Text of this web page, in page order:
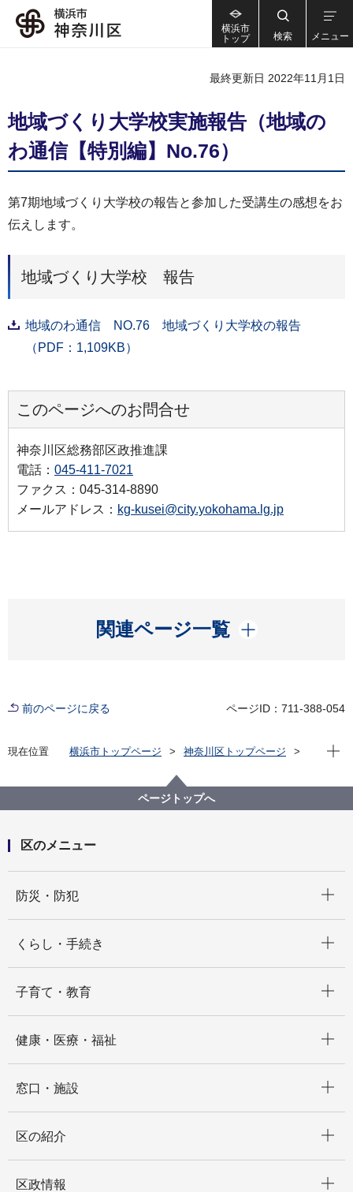
横浜市
トップ
検索 メニュー
最終更新日 2022年11月1日
地域づくり大学校実施報告（地域の
わ通信【特別編】No.76）
第7期地域づくり大学校の報告と参加した受講生の感想をお
伝えします。
地域づくり大学校 報告
地域のわ通信 NO.76 地域づくり大学校の報告
（PDF：1,109KB）
このページへのお問合せ
神奈川区総務部区政推進課
電話： 045-411-7021
ファクス：045-314-8890
メールアドレス： kg-kusei@city.yokohama.lg.jp
関連ページ一覧
開く
前のページに戻る ページID：711-388-054
現在位置 横浜市トップページ
神奈川区トップページ
神奈川区内の地域活動事例紹介（地域のわ通信）令和
３年度以降
現在
ページトップへ
区のメニュー
防災・防犯
くらし・手続き
子育て・教育
健康・医療・福祉
窓口・施設
区の紹介
区政情報